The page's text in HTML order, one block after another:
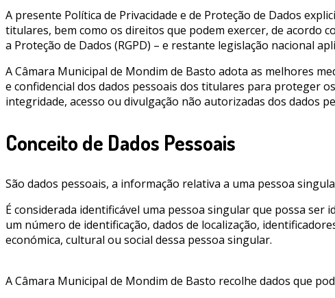
A presente Política de Privacidade e de Proteção de Dados
titulares, bem como os direitos que podem exercer, de acordo
a Proteção de Dados (RGPD) – e restante legislação nacional
A Câmara Municipal de Mondim de Basto adota as melhores
e confidencial dos dados pessoais dos titulares para proteger
integridade, acesso ou divulgação não autorizadas dos dados
Conceito de Dados Pessoais
São dados pessoais, a informação relativa a uma pessoa
É considerada identificável uma pessoa singular que possa
um número de identificação, dados de localização,
económica, cultural ou social dessa pessoa singular.
A Câmara Municipal de Mondim de Basto recolhe dados que